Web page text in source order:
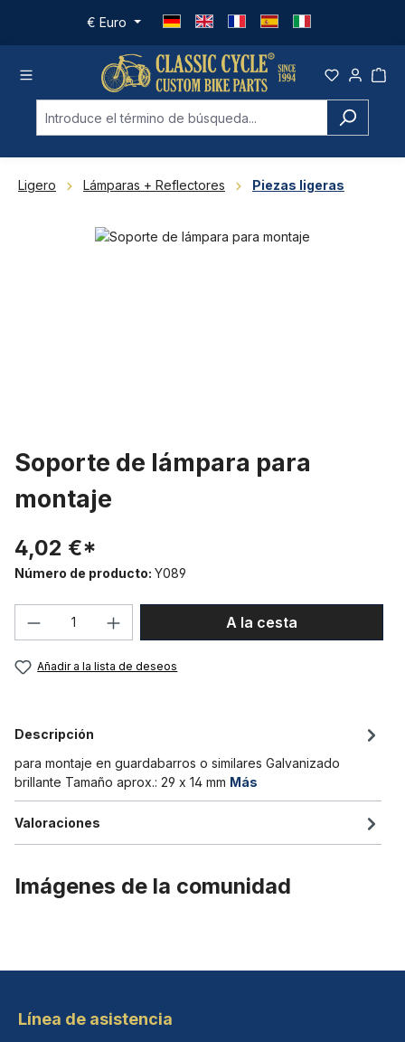
Saltar al contenido principal
€ Euro
Ligero Lámparas + Reflectores Piezas ligeras
Omitir galería de imágenes
Soporte de lámpara para
montaje
4,02 €*
Número de producto: Y089
Cantidad del producto: introduce la
A la cesta
Añadir a la lista de deseos
Descripción
para montaje en guardabarros o similares Galvanizado
brillante Tamaño aprox.: 29 x 14 mm Más
Valoraciones
Imágenes de la comunidad
Línea de asistencia